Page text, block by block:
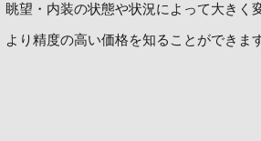
望・内装の状態や状況によって大きく
り精度の高い価格を知ることができます